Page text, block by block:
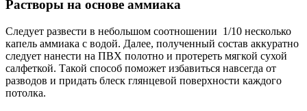
Растворы на основе аммиака
Следует развести в небольшом соотношении 1/10 несколько
капель аммиака с водой. Далее, полученный состав аккуратно
следует нанести на ПВХ полотно и протереть мягкой сухой
салфеткой. Такой способ поможет избавиться навсегда от
разводов и придать блеск глянцевой поверхности каждого
потолка.